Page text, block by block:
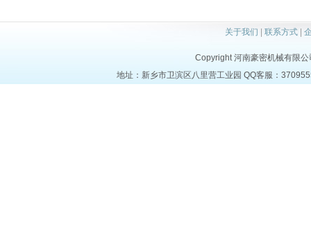
关于我们 联系方式|
Copyright 河南豪密机械有限
地址：新乡市卫滨区八里营工业园 QQ客服：